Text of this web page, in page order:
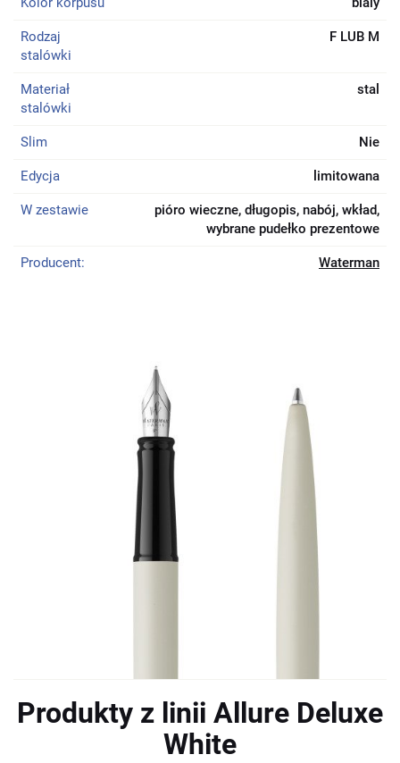
Rodzaj
stalówki
F LUB M
Materiał
stalówki
stal
Slim Nie
Edycja limitowana
W zestawie
pióro wieczne, długopis, nabój, wkład,
wybrane pudełko prezentowe
Producent: Waterman
Produkty z linii Allure Deluxe
White